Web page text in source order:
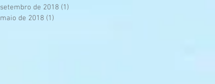
setembro de 2018 (1)
maio de 2018 (1)